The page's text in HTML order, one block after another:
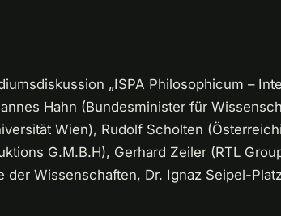
„ISPA Philosophicum –
Hahn (Bundesminister für
Wien), Rudolf Scholten
G.M.B.H), Gerhard Zeiler (RTL
der Wissenschaften, Dr. Ignaz Seipel-